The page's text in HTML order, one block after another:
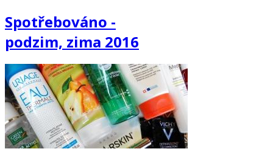
Spotřebováno -
podzim, zima 2016